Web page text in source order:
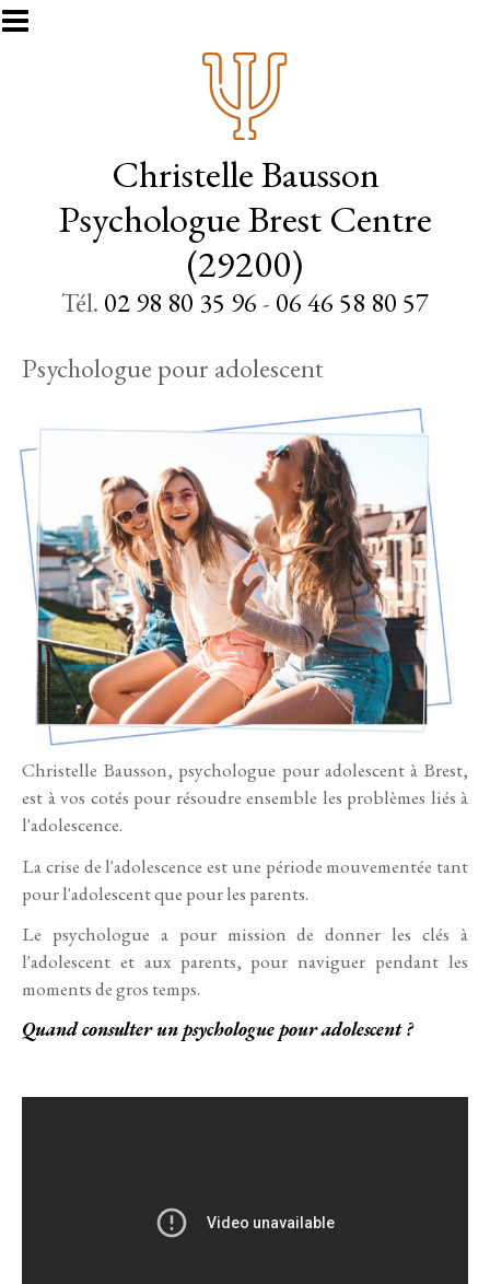
Aller au contenu principal
Christelle Bausson
Psychologue Brest Centre
(29200)
Tél. 02 98 80 35 96- 06 46 58 80 57
Psychologue pour adolescent
Christelle Bausson, psychologue pour adolescent à Brest,
est à vos cotés pour résoudre ensemble les problèmes liés à
l'adolescence.
La crise de l'adolescence est une période mouvementée tant
pour l'adolescent que pour les parents.
Le psychologue a pour mission de donner les clés à
l'adolescent et aux parents, pour naviguer pendant les
moments de gros temps.
Quand consulter un psychologue pour adolescent ?